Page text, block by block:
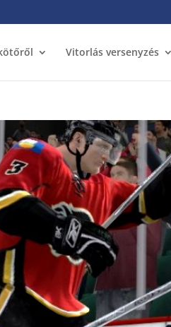
Vitorlás versenyzés